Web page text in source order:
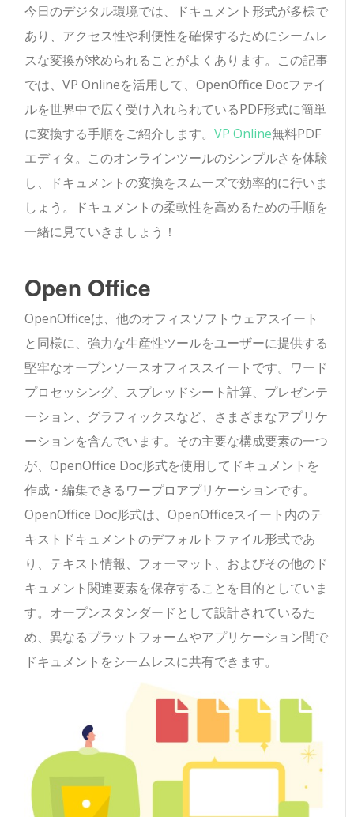
今日のデジタル環境では、ドキュメント形式が多様で
あり、アクセス性や利便性を確保するためにシームレ
スな変換が求められることがよくあります。この記事
では、VP Onlineを活用して、OpenOffice Docファイ
ルを世界中で広く受け入れられているPDF形式に簡単
に変換する手順をご紹介します。VP Online無料PDF
エディタ。このオンラインツールのシンプルさを体験
し、ドキュメントの変換をスムーズで効率的に行いま
しょう。ドキュメントの柔軟性を高めるための手順を
一緒に見ていきましょう！
Open Office
OpenOfficeは、他のオフィスソフトウェアスイート
と同様に、強力な生産性ツールをユーザーに提供する
堅牢なオープンソースオフィススイートです。ワード
プロセッシング、スプレッドシート計算、プレゼンテ
ーション、グラフィックスなど、さまざまなアプリケ
ーションを含んでいます。その主要な構成要素の一つ
が、OpenOffice Doc形式を使用してドキュメントを
作成・編集できるワープロアプリケーションです。
OpenOffice Doc形式は、OpenOfficeスイート内のテ
キストドキュメントのデフォルトファイル形式であ
り、テキスト情報、フォーマット、およびその他のド
キュメント関連要素を保存することを目的としていま
す。オープンスタンダードとして設計されているた
め、異なるプラットフォームやアプリケーション間で
ドキュメントをシームレスに共有できます。